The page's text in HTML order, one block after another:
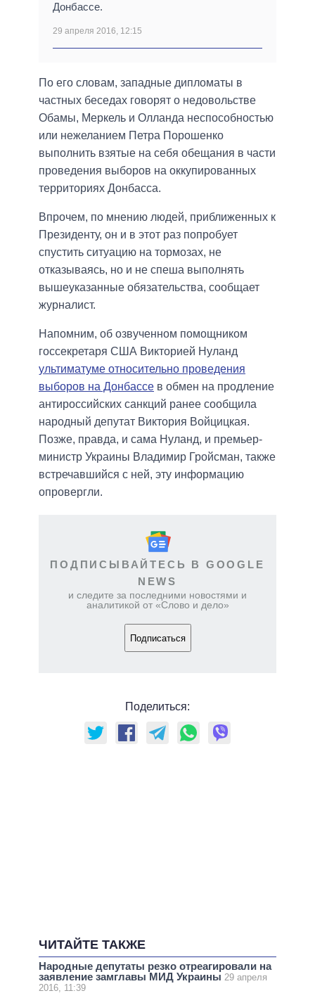
Донбассе.
29 апреля 2016, 12:15
По его словам, западные дипломаты в
частных беседах говорят о недовольстве
Обамы, Меркель и Олланда неспособностью
или нежеланием Петра Порошенко
выполнить взятые на себя обещания в части
проведения выборов на оккупированных
территориях Донбасса.
Впрочем, по мнению людей, приближенных к
Президенту, он и в этот раз попробует
спустить ситуацию на тормозах, не
отказываясь, но и не спеша выполнять
вышеуказанные обязательства, сообщает
журналист.
Напомним, об озвученном помощником
госсекретаря США Викторией Нуланд
ультиматуме относительно проведения
выборов на Донбассе в обмен на продление
антироссийских санкций ранее сообщила
народный депутат Виктория Войцицкая.
Позже, правда, и сама Нуланд, и премьер-
министр Украины Владимир Гройсман, также
встречавшийся с ней, эту информацию
опровергли.
ПОДПИСЫВАЙТЕСЬ В GOOGLE
NEWS
и следите за последними новостями и
аналитикой от «Слово и дело»
Подписаться
Поделиться:
ЧИТАЙТЕ ТАКЖЕ
Народные депутаты резко отреагировали на
заявление замглавы МИД Украины 29 апреля
2016, 11:39